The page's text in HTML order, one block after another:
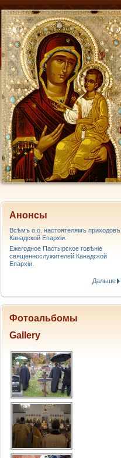
Анонсы
Всѣмъ о.о. настоятелямъ приходовъ
Канадской Епархiи.
Ежегодное Пастырское говѣніе
священнослужителей Канадской
Епархіи.
Дальше
Фотоальбомы
Gallery